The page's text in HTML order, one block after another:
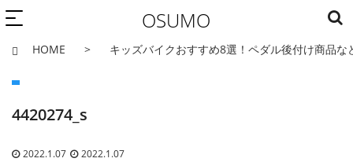
OSUMO
HOME キッズバイクおすすめ8選！ペダル後付け商品
4420274_s
2022.1.07 2022.1.07